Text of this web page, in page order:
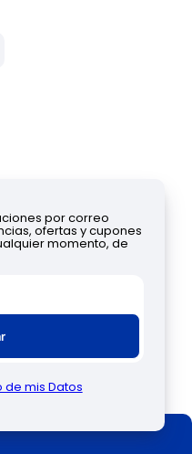
por correo
ofertas y cupones
momento, de
de mis Datos